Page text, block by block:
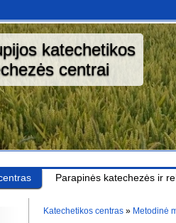
katechetikos
centrai
Parapinės katechezės ir
Katechetikos centras » Metodinė